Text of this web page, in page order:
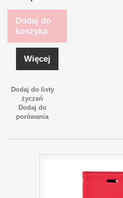
Dodaj do
koszyka
Więcej
Dodaj do listy
życzeń
Dodaj do
porówania